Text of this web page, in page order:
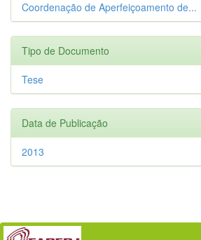
Coordenação de Aperfeiçoamento de...
Tipo de Documento
Tese
Data de Publicação
2013